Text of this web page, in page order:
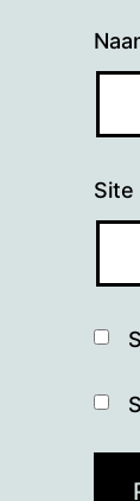
Site